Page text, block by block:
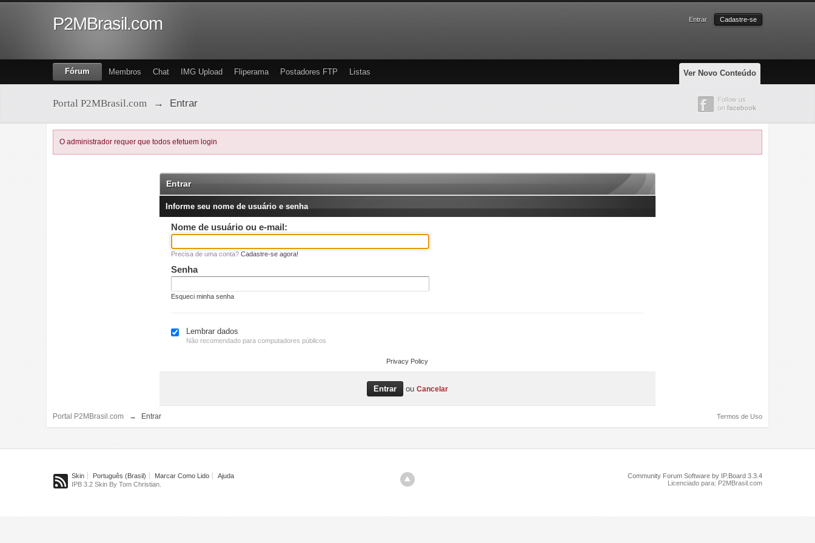
P2MBrasil.com Entrar Cadastre-se
Ver Novo Conteúdo
Fórum Membros Chat IMG Upload Fliperama Postadores FTP Listas
Portal P2MBrasil.com → Entrar
O administrador requer que todos efetuem login
Entrar
Informe seu nome de usuário e senha
Nome de usuário ou e-mail:
Precisa de uma conta? Cadastre-se agora!
Senha
Esqueci minha senha
Lembrar dados
Não recomendado para computadores públicos
Privacy Policy
ou Cancelar
Portal P2MBrasil.com → Entrar Termos de Uso
Skin Português (Brasil) Marcar Como Lido
Ajuda
IPB 3.2 Skin By Tom Christian.
Community Forum Software by IP.Board 3.3.4
Licenciado para: P2MBrasil.com